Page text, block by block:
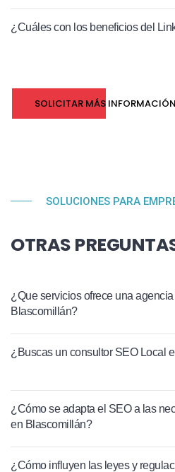
¿Cuáles con los beneficios del
SOLICITAR MÁS INFORMACIÓN
SOLUCIONES PARA
OTRAS
¿Que servicios ofrece una
Blascomillán?
¿Buscas un consultor SEO Local
¿Cómo se adapta el SEO a las
en Blascomillán?
¿Cómo influyen las leyes y